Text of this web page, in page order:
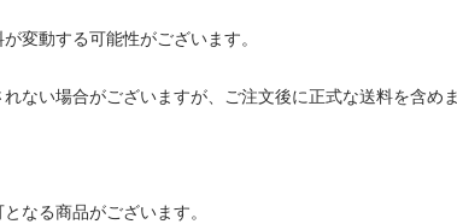
変動する可能性がございます。
ない場合がございますが、ご注文後に正式な送料を含め
なる商品がございます。